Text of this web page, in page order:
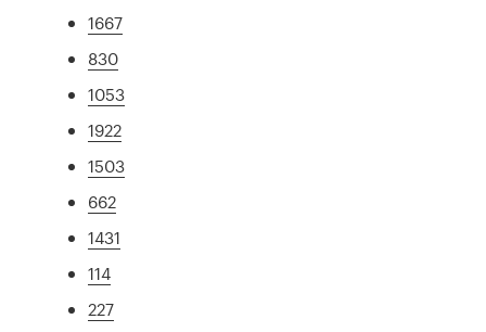
1667
830
1053
1922
1503
662
1431
114
227